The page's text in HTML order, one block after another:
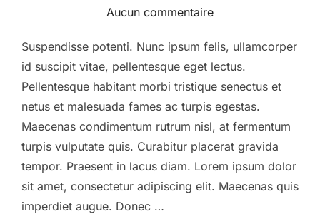
le
Aucun commentaire
Suspendisse potenti. Nunc ipsum felis, ullamcorper
id suscipit vitae, pellentesque eget lectus.
Pellentesque habitant morbi tristique senectus et
netus et malesuada fames ac turpis egestas.
Maecenas condimentum rutrum nisl, at fermentum
turpis vulputate quis. Curabitur placerat gravida
tempor. Praesent in lacus diam. Lorem ipsum dolor
sit amet, consectetur adipiscing elit. Maecenas quis
imperdiet augue. Donec …